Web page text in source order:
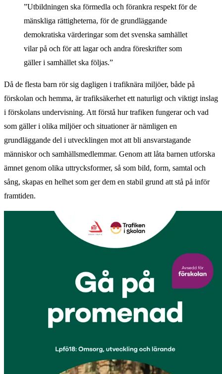
”Utbildningen ska förmedla och förankra respekt för de
mänskliga rättigheterna, för de grundläggande
demokratiska värderingar som det svenska samhället
vilar på och för att lagar och andra föreskrifter som
gäller i samhället ska följas.”
Då de flesta barn rör sig dagligen i trafiknära miljöer, både på
förskolan och hemma, är trafiksäkerhet ett naturligt och viktigt inslag
i förskolans undervisning. Att förstå hur trafiken fungerar och vad
som gäller i olika miljöer och situationer är nämligen en
grundläggande del i utvecklingen mot att bli ansvarstagande
människor och samhällsmedlemmar. Genom att låta barnen utforska
ämnet genom olika uttrycksformer, så som bild, form, samtal och
sång, skapas en helhet som ger dem en stabil grund att stå på inför
framtiden.